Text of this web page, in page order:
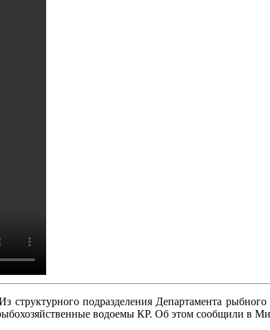
структурного подразделения Департамента рыбного
водоемы КР. Об этом сообщили в